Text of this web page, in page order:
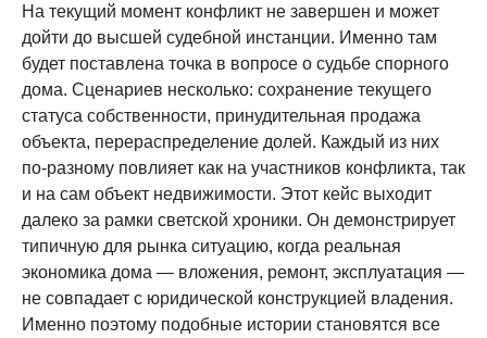
На текущий момент конфликт не завершен и может
дойти до высшей судебной инстанции. Именно там
будет поставлена точка в вопросе о судьбе спорного
дома. Сценариев несколько: сохранение текущего
статуса собственности, принудительная продажа
объекта, перераспределение долей. Каждый из них
по-разному повлияет как на участников конфликта, так
и на сам объект недвижимости. Этот кейс выходит
далеко за рамки светской хроники. Он демонстрирует
типичную для рынка ситуацию, когда реальная
экономика дома — вложения, ремонт, эксплуатация —
не совпадает с юридической конструкцией владения.
Именно поэтому подобные истории становятся все